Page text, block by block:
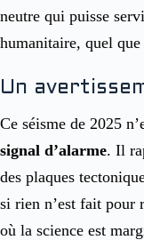
neutre qui puisse
humanitaire, quel
Un
Ce séisme de 2025
signal d’alarme. Il
des plaques
si rien n’est fait pour
où la science est